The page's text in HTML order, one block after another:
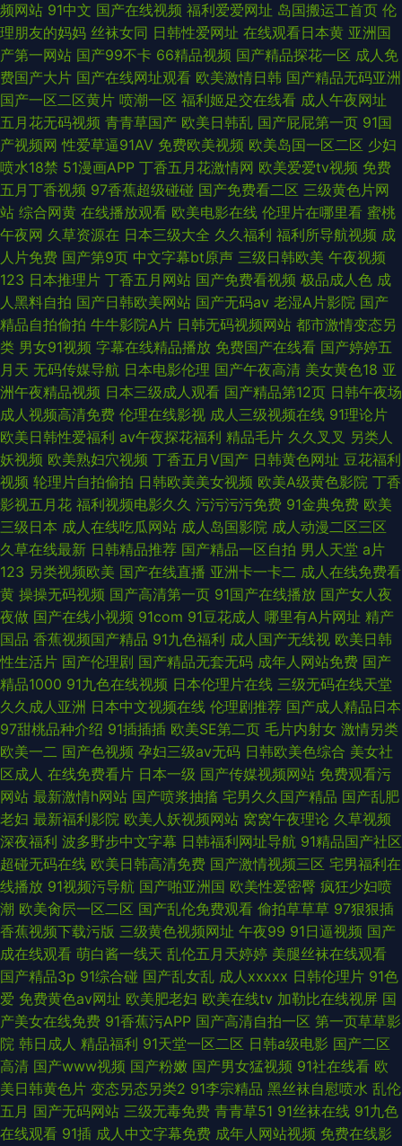
频网站 91中文 国产在线视频 福利爱爱网址 岛国搬运工首页 伦
理朋友的妈妈 丝袜女同 日韩性爱网址 在线观看日本黄 亚洲国
产第一网站 国产99不卡 66精品视频 国产精品探花一区 成人免
费国产大片 国产在线网址观看 欧美激情日韩 国产精品无码亚洲
国产一区二区黄片 喷潮一区 福利姬足交在线看 成人午夜网址
五月花无码视频 青青草国产 欧美日韩乱 国产屁屁第一页 91国
产视频网 性爱草逼91AV 免费欧美视频 欧美岛国一区二区 少妇
喷水18禁 51漫画APP 丁香五月花激情网 欧美爱爱tv视频 免费
五月丁香视频 97香蕉超级碰碰 国产免费看二区 三级黄色片网
站 综合网黄 在线播放观看 欧美电影在线 伦理片在哪里看 蜜桃
午夜网 久草资源在 日本三级大全 久久福利 福利所导航视频 成
人片免费 国产第9页 中文字幕bt原声 三级日韩欧美 午夜视频
123 日本推理片 丁香五月网站 国产免费看视频 极品成人色 成
人黑料自拍 国产日韩欧美网站 国产无码av 老湿A片影院 国产
精品自拍偷拍 牛牛影院A片 日韩无码视频网站 都市激情变态另
类 男女91视频 字幕在线精品播放 免费国产在线看 国产婷婷五
月天 无码传媒导航 日本电影伦理 国产午夜高清 美女黄色18 亚
洲午夜精品视频 日本三级成人观看 国产精品第12页 日韩午夜场
成人视频高清免费 伦理在线影视 成人三级视频在线 91理论片
欧美日韩性爱福利 av午夜探花福利 精品毛片 久久叉叉 另类人
妖视频 欧美熟妇穴视频 丁香五月V国产 日韩黄色网址 豆花福利
视频 轮理片自拍偷拍 日韩欧美美女视频 欧美A级黄色影院 丁香
影视五月花 福利视频电影久久 污污污污免费 91金典免费 欧美
三级日本 成人在线吃瓜网站 成人岛国影院 成人动漫二区三区
久草在线最新 日韩精品推荐 国产精品一区自拍 男人天堂 a片
123 另类视频欧美 国产在线直播 亚洲卡一卡二 成人在线免费看
黄 操操无码视频 国产高清第一页 91国产在线播放 国产女人夜
夜做 国产在线小视频 91com 91豆花成人 哪里有A片网址 精产
国品 香蕉视频国产精品 91九色福利 成人国产无线视 欧美日韩
性生活片 国产伦理剧 国产精品无套无码 成年人网站免费 国产
精品1000 91九色在线视频 日本伦理片在线 三级无码在线天堂
久久成人亚洲 日本中文视频在线 伦理剧推荐 国产成人精品日本
97甜桃品种介绍 91插插插 欧美SE第二页 毛片内射女 激情另类
欧美一二 国产色视频 孕妇三级av无码 日韩欧美色综合 美女社
区成人 在线免费看片 日本一级 国产传媒视频网站 免费观看污
网站 最新激情h网站 国产喷浆抽搐 宅男久久国产精品 国产乱肥
老妇 最新福利影院 欧美人妖视频网站 窝窝午夜理论 久草视频
深夜福利 波多野步中文字幕 日韩福利网址导航 91精品国产社区
超碰无码在线 欧美日韩高清免费 国产激情视频三区 宅男福利在
线播放 91视频污导航 国产啪亚洲国 欧美性爱密臀 疯狂少妇喷
潮 欧美肏屄一区二区 国产乱伦免费观看 偷拍草草草 97狠狠插
香蕉视频下载污版 三级黄色视频网址 午夜99 91日逼视频 国产
成在线观看 萌白酱一线天 乱伦五月天婷婷 美腿丝袜在线观看
国产精品3p 91综合碰 国产乱女乱 成人xxxxx 日韩伦理片 91色
爱 免费黄色av网址 欧美肥老妇 欧美在线tv 加勒比在线视屏 国
产美女在线免费 91香蕉污APP 国产高清自拍一区 第一页草草影
院 韩日成人 精品福利 91天堂一区二区 日韩a级电影 国产二区
高清 国产www视频 国产粉嫩 国产男女猛视频 91社在线看 欧
美日韩黄色片 变态另态另类2 91李宗精品 黑丝袜自慰喷水 乱伦
五月 国产无码网站 三级无毒免费 青青草51 91丝袜在线 91九色
在线观看 91插 成人中文字幕免费 成年人网站视频 免费在线影